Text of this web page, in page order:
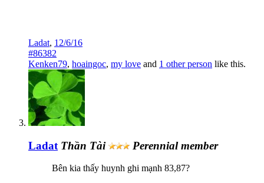
Ladat, 12/6/16
#86382
Kenken79, hoaingoc, my love and 1 other person like this.
Ladat Thần Tài Perennial member
Bên kia thấy huynh ghi mạnh 83,87?